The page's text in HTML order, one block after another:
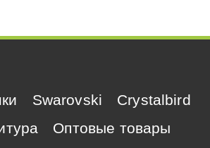
Swarovski
Crystalbird
Оптовые товары